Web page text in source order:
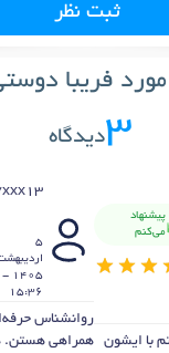
ثبت نظر
مورد فریبا
3دیدگاه
پیشنهاد
می‌کنم
با ایشون
5
1405 -
15:36
روانشناس
همراهی هستن.